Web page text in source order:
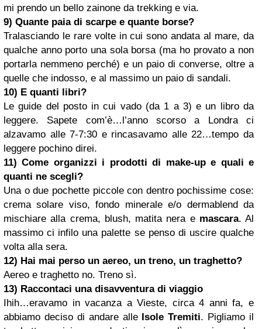
mi prendo un bello zainone da trekking e via.
9) Quante paia di scarpe e quante borse?
Tralasciando le rare volte in cui sono andata al mare, da
qualche anno porto una sola borsa (ma ho provato a non
portarla nemmeno perché) e un paio di converse, oltre a
quelle che indosso, e al massimo un paio di sandali.
10) E quanti libri?
Le guide del posto in cui vado (da 1 a 3) e un libro da
leggere. Sapete com’è…l’anno scorso a Londra ci
alzavamo alle 7-7:30 e rincasavamo alle 22…tempo da
leggere pochino direi.
11) Come organizzi i prodotti di make-up e quali e
quanti ne scegli?
Una o due pochette piccole con dentro pochissime cose:
crema solare viso, fondo minerale e/o dermablend da
mischiare alla crema, blush, matita nera e mascara. Al
massimo ci infilo una palette se penso di uscire qualche
volta alla sera.
12) Hai mai perso un aereo, un treno, un traghetto?
Aereo e traghetto no. Treno sì.
13) Raccontaci una disavventura di viaggio
Ihih…eravamo in vacanza a Vieste, circa 4 anni fa, e
abbiamo deciso di andare alle Isole Tremiti. Pigliamo il